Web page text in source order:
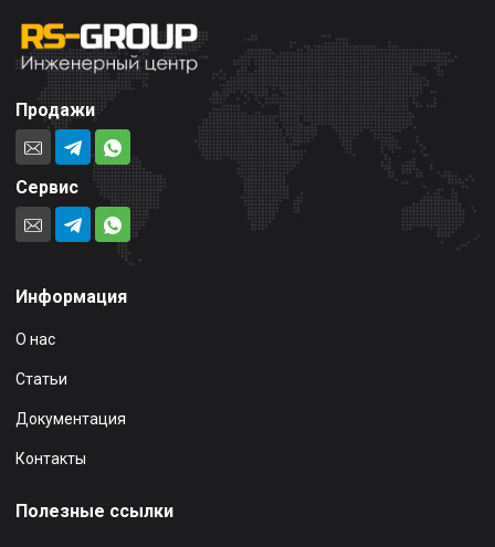
Продажи
Сервис
Информация
О нас
Статьи
Документация
Контакты
Полезные ссылки